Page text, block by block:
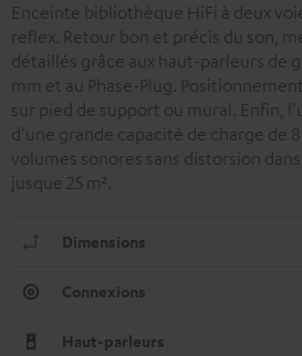
Enceinte bibliothèque HiFi à deux
reflex. Retour bon et précis du son,
détaillés grâce aux haut-parleurs de
mm et au Phase-Plug.
sur pied de support ou mural. Enfin,
d’une grande capacité de charge de
volumes sonores sans distorsion
jusque 25 m².
Dimensions
Connexions
Haut-parleurs